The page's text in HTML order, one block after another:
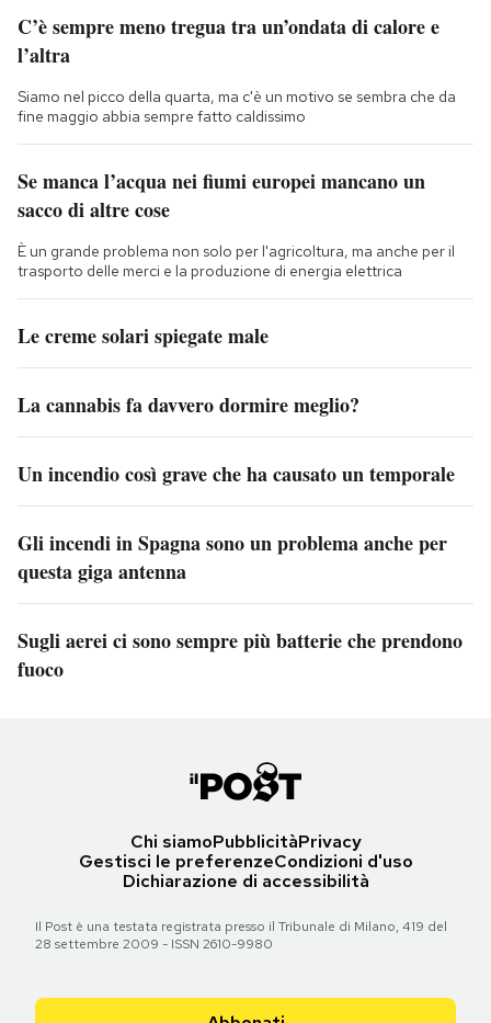
C’è sempre meno tregua tra un’ondata di calore e
l’altra
Siamo nel picco della quarta, ma c'è un motivo se sembra che da
fine maggio abbia sempre fatto caldissimo
Se manca l’acqua nei fiumi europei mancano un
sacco di altre cose
È un grande problema non solo per l'agricoltura, ma anche per il
trasporto delle merci e la produzione di energia elettrica
Le creme solari spiegate male
La cannabis fa davvero dormire meglio?
Un incendio così grave che ha causato un temporale
Gli incendi in Spagna sono un problema anche per
questa giga antenna
Sugli aerei ci sono sempre più batterie che prendono
fuoco
Chi siamoPubblicitàPrivacy
Gestisci le preferenzeCondizioni d'uso
Dichiarazione di accessibilità
Il Post è una testata registrata presso il Tribunale di Milano, 419 del
28 settembre 2009 - ISSN 2610-9980